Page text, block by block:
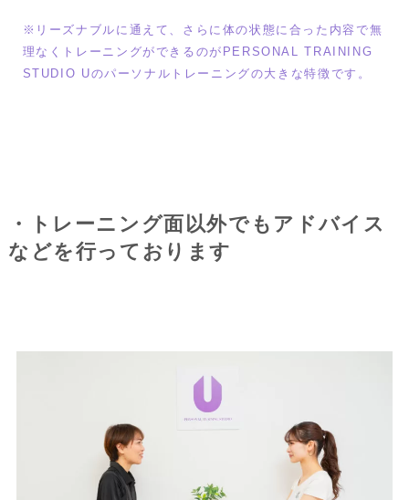
※リーズナブルに通えて、さらに体の状態に合った内容で無
理なくトレーニングができるのがPERSONAL TRAINING
STUDIO Uのパーソナルトレーニングの大きな特徴です。
・トレーニング面以外でもアドバイス
などを行っております